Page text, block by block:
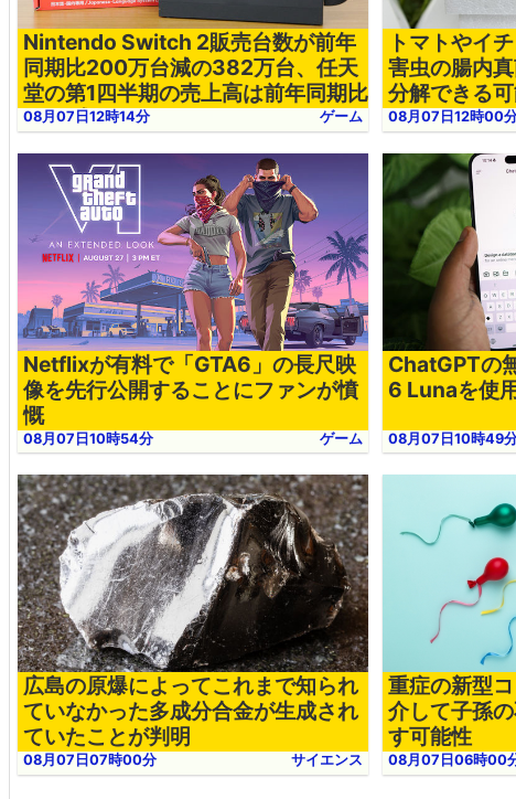
Nintendo Switch 2販売台数が前年
同期比200万台減の382万台、任天
堂の第1四半期の売上高は前年同期比
10％減
08月07日12時14分 ゲーム
トマトやイ
害虫の腸内
分解できる
08月07日12時00
Netflixが有料で「GTA6」の長尺映
像を先行公開することにファンが憤
慨
08月07日10時54分 ゲーム
ChatGPTの
6 Lunaを使
08月07日10時49
広島の原爆によってこれまで知られ
ていなかった多成分合金が生成され
ていたことが判明
08月07日07時00分 サイエンス
重症の新型
介して子孫
す可能性
08月07日06時00